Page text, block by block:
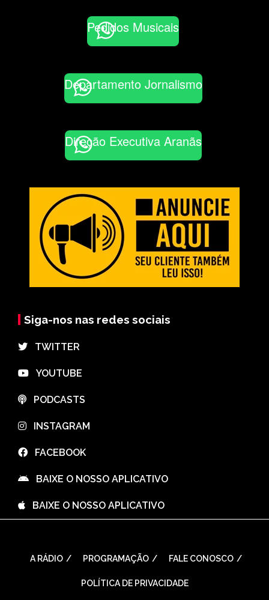
Pedidos Musicais
Departamento Jornalismo
Direção Executiva Aranãs
Siga-nos nas redes sociais
⠀TWITTER
⠀YOUTUBE
⠀PODCASTS
⠀INSTAGRAM
⠀FACEBOOK
⠀BAIXE O NOSSO APLICATIVO
⠀BAIXE O NOSSO APLICATIVO
A RÁDIO PROGRAMAÇÃO FALE CONOSCO
POLÍTICA DE PRIVACIDADE